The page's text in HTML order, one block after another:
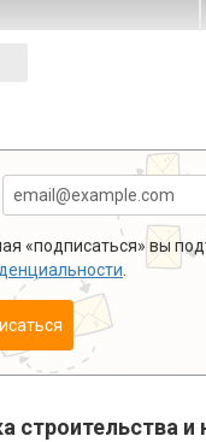
«подписаться» вы
и